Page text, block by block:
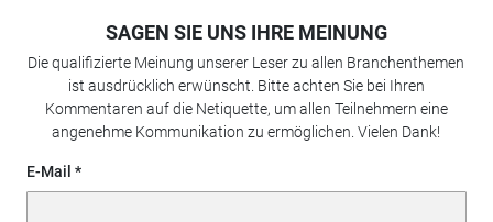
SAGEN SIE UNS IHRE MEINUNG
Die qualifizierte Meinung unserer Leser zu allen Branchenthemen
ist ausdrücklich erwünscht. Bitte achten Sie bei Ihren
Kommentaren auf die Netiquette, um allen Teilnehmern eine
angenehme Kommunikation zu ermöglichen. Vielen Dank!
E-Mail